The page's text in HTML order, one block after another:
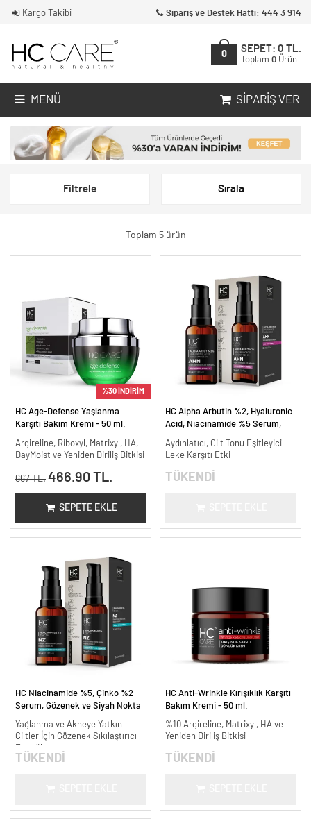
Kargo Takibi Sipariş ve Destek Hattı: 444 3 914
0
SEPET: 0 TL.
Toplam 0 Ürün
MENÜ SIPARIŞ VER
Filtrele Sırala
Toplam 5 ürün
%30 İNDİRİM
HC Age-Defense Yaşlanma
Karşıtı Bakım Kremi - 50 ml.
Argireline, Riboxyl, Matrixyl, HA,
DayMoist ve Yeniden Diriliş Bitkisi
667 TL. 466.90 TL.
SEPETE EKLE
HC Alpha Arbutin %2, Hyaluronic
Acid, Niacinamide %5 Serum,
ml.
Aydınlatıcı, Cilt Tonu Eşitleyici
Leke Karşıtı Etki
TÜKENDİ
HC Niacinamide %5, Çinko %2
Serum, Gözenek ve Siyah Nokta
30 ml.
Yağlanma ve Akneye Yatkın
Ciltler İçin Gözenek Sıkılaştırıcı
TÜKENDİ
HC Anti-Wrinkle Kırışıklık Karşıtı
Bakım Kremi - 50 ml.
%10 Argireline, Matrixyl, HA ve
Yeniden Diriliş Bitkisi
TÜKENDİ